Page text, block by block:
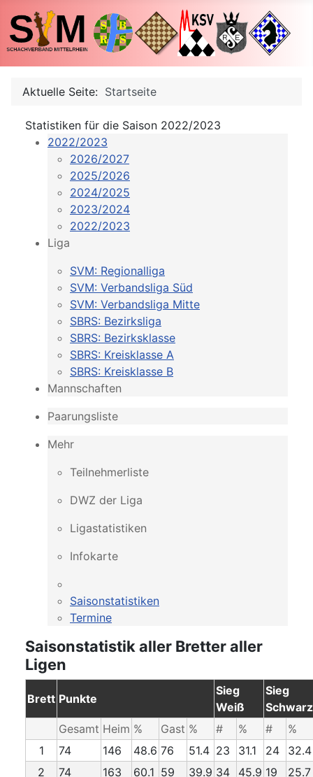
Aktuelle Seite: Startseite
Statistiken für die Saison 2022/2023
2022/2023
2026/2027
2025/2026
2024/2025
2023/2024
2022/2023
Liga
SVM: Regionalliga
SVM: Verbandsliga Süd
SVM: Verbandsliga Mitte
SBRS: Bezirksliga
SBRS: Bezirksklasse
SBRS: Kreisklasse A
SBRS: Kreisklasse B
Mannschaften
Paarungsliste
Mehr
Teilnehmerliste
DWZ der Liga
Ligastatistiken
Infokarte
Saisonstatistiken
Termine
Saisonstatistik aller Bretter aller
Ligen
Brett Punkte
Sieg
Weiß
Sieg
Schwarz
Gesamt Heim % Gast % # % #
%
1
74 146 48.6 76 51.4 23 31.1 24
32.4
2
74 163 60.1 59 39.9 34 45.9 19
25.7